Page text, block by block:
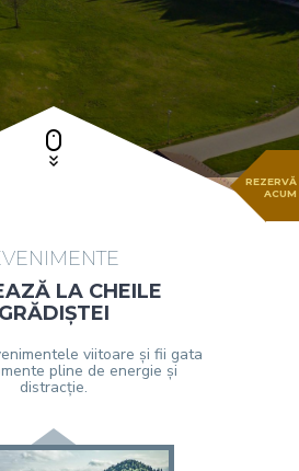
REZERVĂ
ACUM
LA CHEILE
GRĂDIȘTEI
viitoare și fii gata
pline de energie și
distracție.